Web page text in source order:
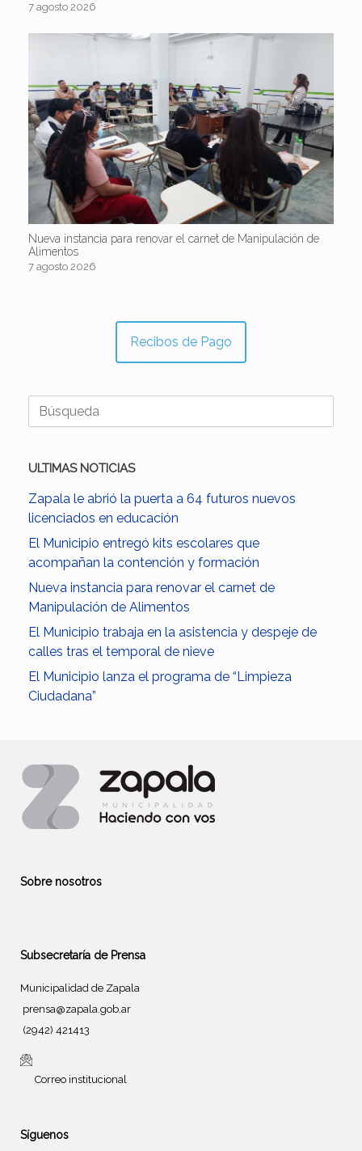
7 agosto 2026
Nueva instancia para renovar el carnet de Manipulación de
Alimentos
7 agosto 2026
Recibos de Pago
Buscar:
ULTIMAS NOTICIAS
Zapala le abrió la puerta a 64 futuros nuevos
licenciados en educación
El Municipio entregó kits escolares que
acompañan la contención y formación
Nueva instancia para renovar el carnet de
Manipulación de Alimentos
El Municipio trabaja en la asistencia y despeje de
calles tras el temporal de nieve
El Municipio lanza el programa de “Limpieza
Ciudadana”
Sobre nosotros
Subsecretaría de Prensa
Municipalidad de Zapala
prensa@zapala.gob.ar
(2942) 421413
Correo institucional
Síguenos